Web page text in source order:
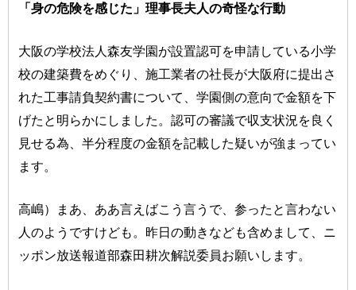
「身の危険を感じた」理事長夫人の奇怪な行動
大阪の学校法人森友学園が設置認可を申請している小学
校の建築費をめぐり、施工業者の社長が大阪府に提出さ
れた工事請負契約書について、学園側の意向で金額を下
げたと明らかにしました。認可の審議で収支状況を良く
見せる為、半分程度の金額を記載した疑いが強まってい
ます。
高嶋）まあ、ああ言えばこう言うで、参ったと言わない
人のようですけども。昨日の動きなども含めまして、ニ
ッポン放送報道部森田耕次解説委員お願いします。